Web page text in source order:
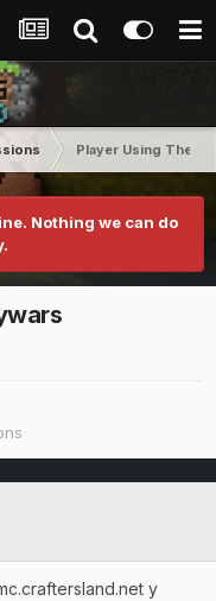
Player Using The
Nothing we can do
y